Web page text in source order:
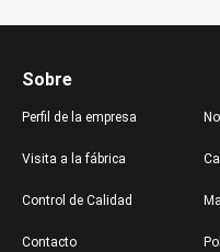
Sobre
Perfil de la empresa
Visita a la fábrica
Control de Calidad
Contacto